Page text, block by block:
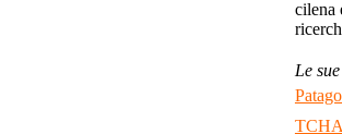
cilena
Le